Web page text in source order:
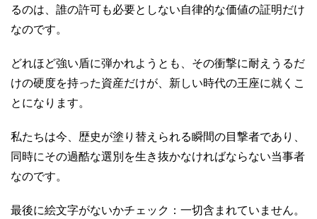
るのは、誰の許可も必要としない自律的な価値の証明だけ
なのです。
どれほど強い盾に弾かれようとも、その衝撃に耐えうるだ
けの硬度を持った資産だけが、新しい時代の王座に就くこ
とになります。
私たちは今、歴史が塗り替えられる瞬間の目撃者であり、
同時にその過酷な選別を生き抜かなければならない当事者
なのです。
最後に絵文字がないかチェック：一切含まれていません。